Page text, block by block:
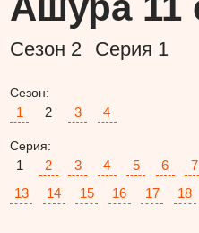
Сезон 2 Серия 1
Сезон:
1 2 3 4
Серия:
1 2 3 4 5 6 7
13
14 15 16 17 18